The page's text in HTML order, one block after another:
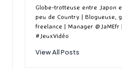
Globe-trotteuse entre Japon
peu de Country | Blogueuse,
freelance | Manager @JaMEfr
#JeuxVidéo
View All Posts